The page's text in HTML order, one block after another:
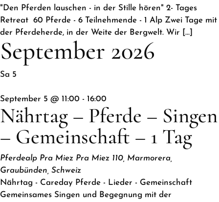
"Den Pferden lauschen - in der Stille hören" 2- Tages
Retreat 60 Pferde - 6 Teilnehmende - 1 Alp Zwei Tage mit
der Pferdeherde, in der Weite der Bergwelt. Wir […]
September 2026
Sa 5
September 5 @ 11:00 - 16:00
Nährtag – Pferde – Singen
– Gemeinschaft – 1 Tag
Pferdealp Pra Miez Pra Miez 110, Marmorera,
Graubünden, Schweiz
Nährtag - Careday Pferde - Lieder - Gemeinschaft
Gemeinsames Singen und Begegnung mit der